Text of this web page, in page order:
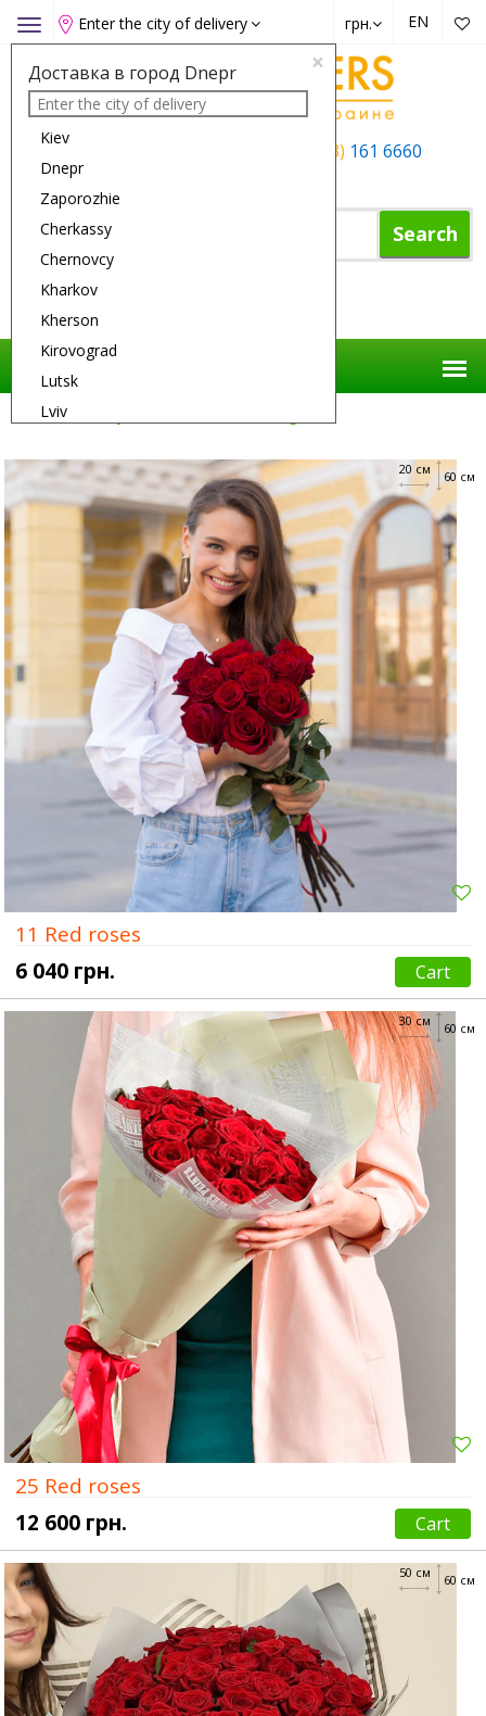
Toggle
navigation
Enter the city of delivery
×
Доставка в город Dnepr
Kiev
Dnepr
Zaporozhie
Cherkassy
Chernovcy
Kharkov
Kherson
Kirovograd
Lutsk
Lviv
Odessa
Poltava
Rovno
EN
грн.
+38 (063) 161 6660
Search
Flower Delivery
60 см
20 см
11 Red roses
6 040 грн.
Cart
60 см
30 см
25 Red roses
12 600 грн.
Cart
60 см
50 см